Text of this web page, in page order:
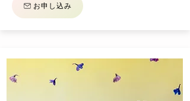
お申し込み